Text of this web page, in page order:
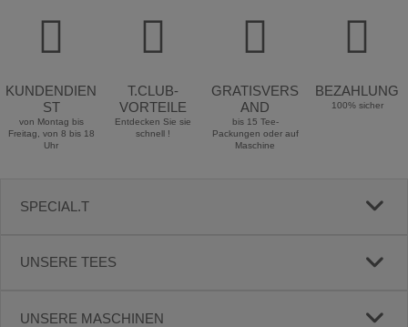
KUNDENDIEN
ST
von Montag bis
Freitag, von 8 bis 18
Uhr
T.CLUB-
VORTEILE
Entdecken Sie sie
schnell !
GRATISVERS
AND
bis 15 Tee-
Packungen oder auf
Maschine
BEZAHLUNG
100% sicher
SPECIAL.T
UNSERE TEES
UNSERE MASCHINEN